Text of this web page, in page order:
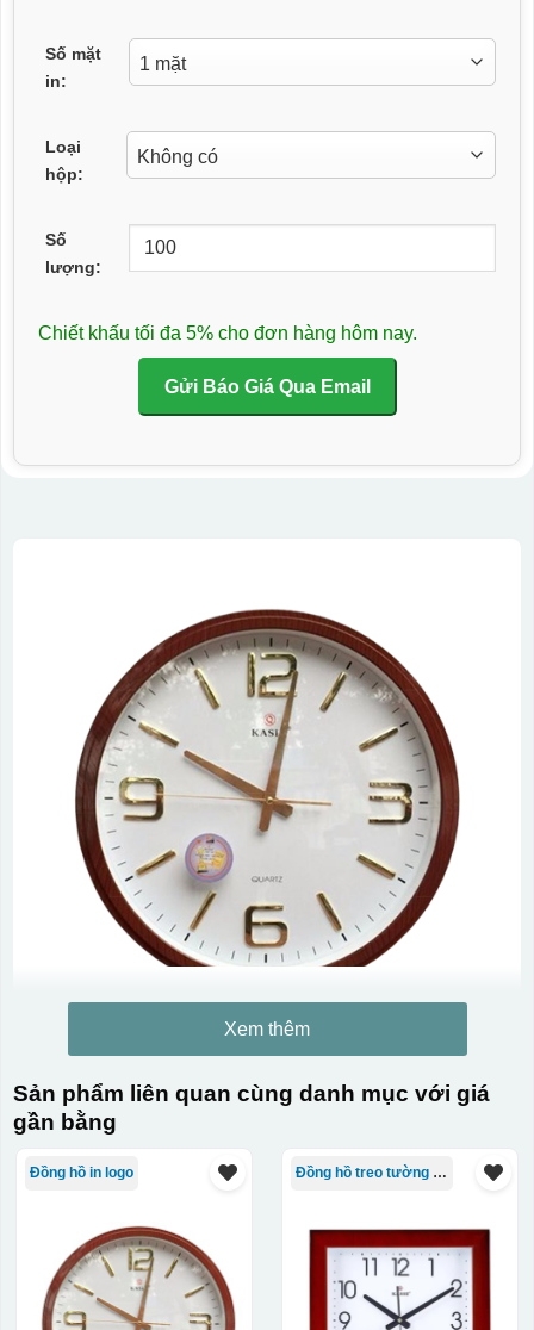
Số mặt
in:
Loại
hộp:
Số
lượng:
Chiết khấu tối đa 5% cho đơn hàng hôm nay.
Gửi Báo Giá Qua Email
Kiểu in:
In UV
In UV trên quà tặng là kỹ thuật sử dụng mực đặc biệt
được chiếu tia cực tím để đóng rắn ngay sau khi in, cho
thủy tinh với độ bền cao và màu sắc tươi sáng. Ưu điểm
của phương pháp này là khô nhanh, thân thiện môi
trường, độ bám dính tốt và có thể tạo các hiệu ứng nổi
3D, phù hợp cho các sản phẩm quà tặng như bút, móc
Xem thêm
Sản phẩm liên quan cùng danh mục với giá
gần bằng
Đồng hồ in logo Đồng hồ treo tường Kashi